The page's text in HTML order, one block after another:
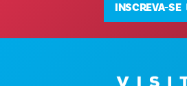
INSCREVA-SE